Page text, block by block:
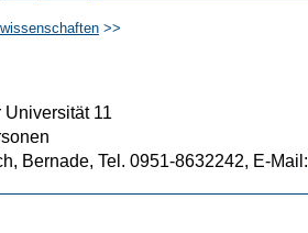
>>
Universität 11
Bernade, Tel. 0951-8632242, E-Mail: